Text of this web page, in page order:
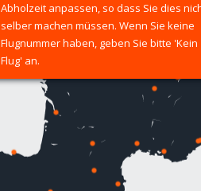
Abholzeit anpassen, so dass Sie dies
selber machen müssen. Wenn Sie keine
Flugnummer haben, geben Sie bitte 'Kein
Flug' an.